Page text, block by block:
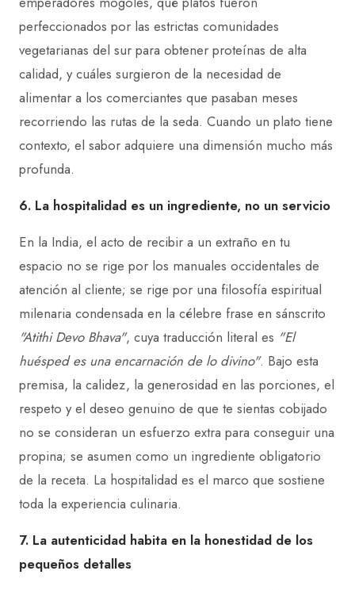
perfeccionados por las estrictas comunidades
vegetarianas del sur para obtener proteínas de alta
calidad, y cuáles surgieron de la necesidad de
alimentar a los comerciantes que pasaban meses
recorriendo las rutas de la seda. Cuando un plato tiene
contexto, el sabor adquiere una dimensión mucho más
profunda.
6. La hospitalidad es un ingrediente, no un servicio
En la India, el acto de recibir a un extraño en tu
espacio no se rige por los manuales occidentales de
atención al cliente; se rige por una filosofía espiritual
milenaria condensada en la célebre frase en sánscrito
"Atithi Devo Bhava", cuya traducción literal es "El
huésped es una encarnación de lo divino". Bajo esta
premisa, la calidez, la generosidad en las porciones, el
respeto y el deseo genuino de que te sientas cobijado
no se consideran un esfuerzo extra para conseguir una
propina; se asumen como un ingrediente obligatorio
de la receta. La hospitalidad es el marco que sostiene
toda la experiencia culinaria.
7. La autenticidad habita en la honestidad de los
pequeños detalles